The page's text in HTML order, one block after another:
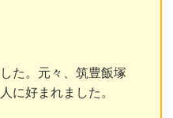
た。元々、筑豊飯塚
に好まれました。